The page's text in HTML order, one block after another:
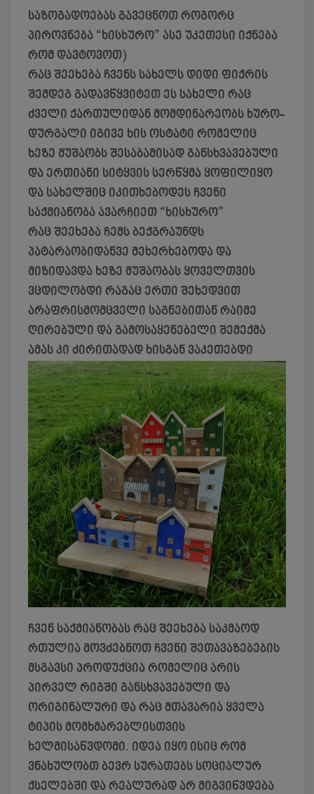
საზოგადოებას გავეცნოთ როგორც
პიროვნება “ხისხურო” ასე უკეთესი იქნება
რომ დავტოვოთ)
რაც შეეხება ჩვენს სახელს დიდი ფიქრის
შემდეგ გადავწყვიტეთ ეს სახელი რაც
ძველი ქართულიდან მომდინარეობს ხურო-
დურგალი იგივე ხის ოსტატი რომელიც
ხეზე მუშაობს შესაბამისად განსხვავებული
და ერთიანი სიტყვის სერწყმა ყოფილიყო
და სახელშიც იკითხებოდეს ჩვენი
საქმიანობა ავარჩიეთ “ხისხურო”
რაც შეეხება ჩემს ბექგრაუნდს
პატარაობიდანვე მეხერხებოდა და
მიზიდავდა ხეზე მუშაობას ყოველთვის
ვცდილობდი რაგაც ერთი შეხედვით
არაფრისმომცველი საგნებითან რაიმე
ღირებული და გამოსაყენებელი შემექმა
ამას კი ძირითადად ხისგან ვაკეთებდი
ჩვენ საქმიანობას რაც შეეხება საკმაოდ
რთულია მოვძებნოთ ჩვენი შეთავაზებების
მსგავსი პროდუქცია რომელიც არის
პირველ რიგში განსხვავებული და
ორიგინალური და რაც მთავარია ყველა
ტიპის მომხმარებლისთვის
ხელმისაწვდომი. იდეა იყო ისიც რომ
ვნახულობთ ბევრ სურათებს სოციალურ
ქსელებში და რეალურად არ მიგვიწვდება